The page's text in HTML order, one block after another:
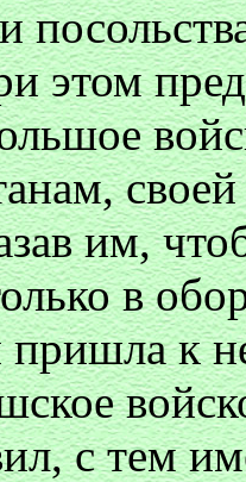
этом
им,
в
пришла к
с тем